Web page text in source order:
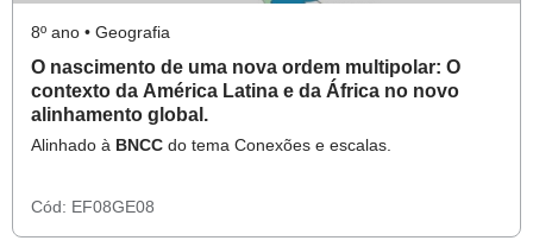
8º ano • Geografia
O nascimento de uma nova ordem multipolar: O
contexto da América Latina e da África no novo
alinhamento global.
Alinhado à BNCC do tema Conexões e escalas.
Cód: EF08GE08